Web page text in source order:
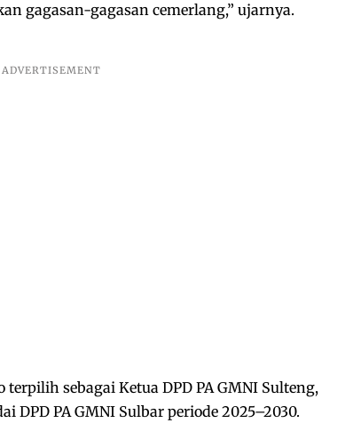
gagasan-gagasan cemerlang,” ujarnya.
sebagai Ketua DPD PA GMNI Sulteng,
DPD PA GMNI Sulbar periode 2025–2030.